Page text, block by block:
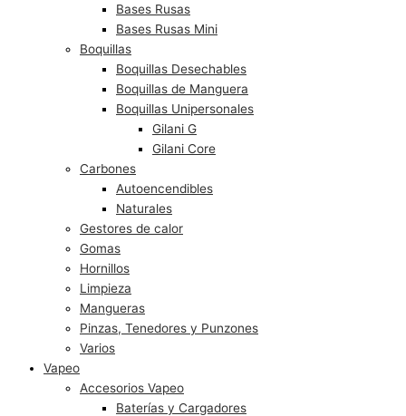
Bases Rusas
Bases Rusas Mini
Boquillas
Boquillas Desechables
Boquillas de Manguera
Boquillas Unipersonales
Gilani G
Gilani Core
Carbones
Autoencendibles
Naturales
Gestores de calor
Gomas
Hornillos
Limpieza
Mangueras
Pinzas, Tenedores y Punzones
Varios
Vapeo
Accesorios Vapeo
Baterías y Cargadores